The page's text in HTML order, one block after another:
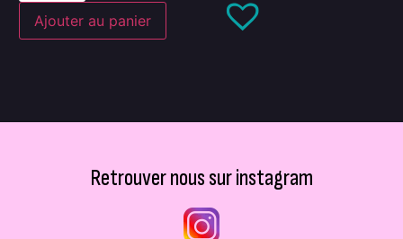
Ajouter au panier
Retrouver nous sur instagram